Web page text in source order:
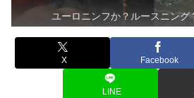
ユーロニンフか？ルースニン
X Facebook
LINE